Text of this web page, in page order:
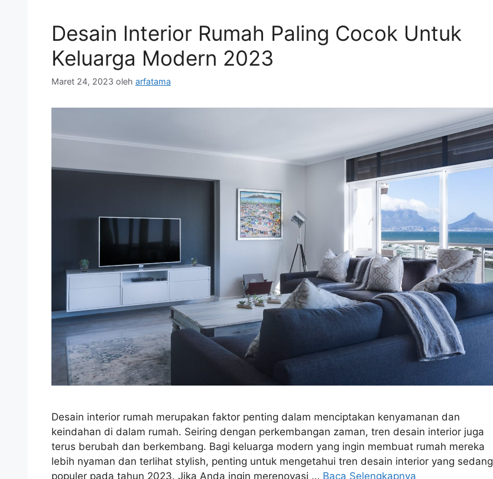
Desain Interior Rumah Paling Cocok Untuk
Keluarga Modern 2023
Maret 24, 2023 oleh arfatama
Desain interior rumah merupakan faktor penting dalam menciptakan kenyamanan dan
keindahan di dalam rumah. Seiring dengan perkembangan zaman, tren desain interior juga
terus berubah dan berkembang. Bagi keluarga modern yang ingin membuat rumah mereka
lebih nyaman dan terlihat stylish, penting untuk mengetahui tren desain interior yang sedang
populer pada tahun 2023. Jika Anda ingin merenovasi … Baca Selengkapnya